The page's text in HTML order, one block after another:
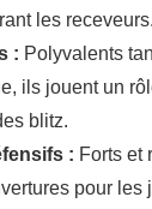
les receveurs.
: Polyvalents
ils jouent un
blitz.
: Forts et
pour les